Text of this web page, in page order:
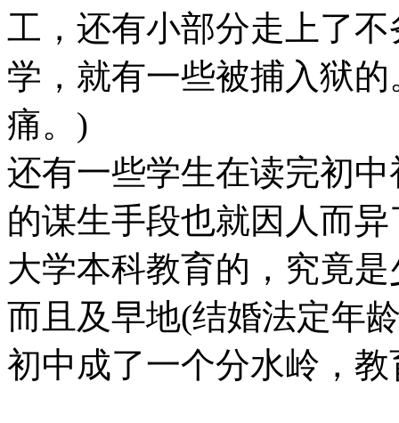
工，还有小部分走上了
学，就有一些被捕入狱
痛。)
还有一些学生在读完初
的谋生手段也就因人而
大学本科教育的，究竟
而且及早地(结婚法定年
初中成了一个分水岭，